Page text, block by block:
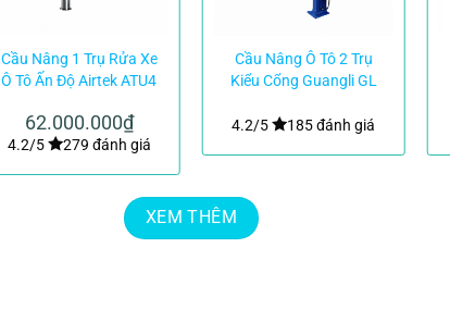
Cầu Nâng 1 Trụ Rửa Xe
Ô Tô Ấn Độ Airtek ATU4
62.000.000₫
4.2/5 279 đánh giá
Cầu Nâng Ô Tô 2 Trụ
Kiểu Cổng Guangli GL
4.2/5
185 đánh giá
XEM THÊM